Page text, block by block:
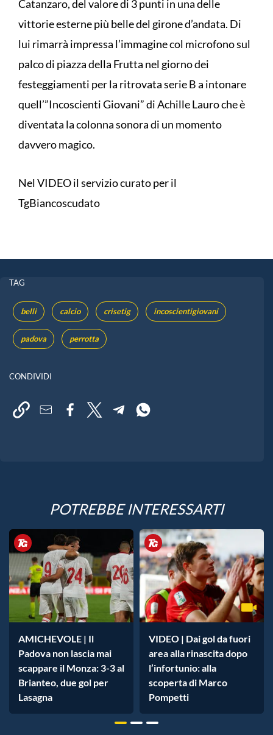
Catanzaro, del valore di 3 punti in una delle
vittorie esterne più belle del girone d’andata. Di
lui rimarrà impressa l’immagine col microfono sul
palco di piazza della Frutta nel giorno dei
festeggiamenti per la ritrovata serie B a intonare
quell’”Incoscienti Giovani” di Achille Lauro che è
diventata la colonna sonora di un momento
davvero magico.
Nel VIDEO il servizio curato per il
TgBiancoscudato
TAG
belli calcio crisetig incoscientigiovani
padova perrotta
CONDIVIDI
POTREBBE INTERESSARTI
AMICHEVOLE | Il
Padova non lascia mai
scappare il Monza: 3-3 al
Brianteo, due gol per
Lasagna
VIDEO | Dai gol da fuori
area alla rinascita dopo
l’infortunio: alla
scoperta di Marco
Pompetti